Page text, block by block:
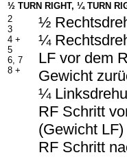
½ TURN RIGHT, ¼ TURN
2
3
4 +
5
6, 7
8 +
½
¼
LF vor dem
Gewicht
¼
RF Schritt
(Gewicht LF)
RF Schritt